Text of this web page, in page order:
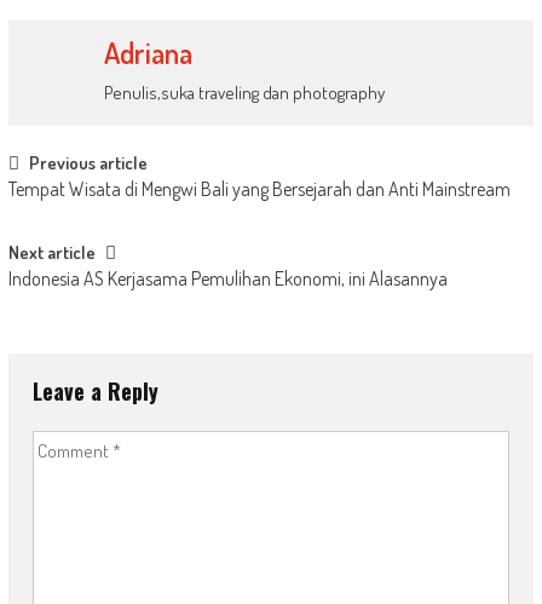
Adriana
Penulis,suka traveling dan photography
Post
navigation
Previous article
Tempat Wisata di Mengwi Bali yang Bersejarah dan Anti Mainstream
Next article
Indonesia AS Kerjasama Pemulihan Ekonomi, ini Alasannya
Leave a Reply